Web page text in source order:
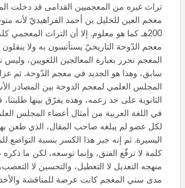
تراث غيره من المعجميين القدامى قد دخلت
معجم العين للخليل بن أحمد الفراهيديّ لأنه
200هـ كما هو معلوم. إلا أن التراث المعجمي
معجم الدّوحة التاريخيّ يستأنسون به ولا ينقلون
المعجم تحرر بعبارة المعالجين اللغويين،
سابق، وهذا هو الجديد في معجم الدّوحة. ثم
المجلس العلمي لمعجم الدوحة بين المصادر
الثانوية على حد زعمه، وهذه يفرّق بينها
في اللغة العربية من أمثال أعضاء المجلس
لكل عضو لم يبلغه صاحب المقال، الذي طعن
اليسيرة. ثم إنه جبر هذا الكسر بنسبة
كلمة لا ترقّع الفتق، وإنما توسعه، لكن ما
منهجه التعديل لا التعطيل، والتحسين لا
مدى سني المعجم كانت عرضة للمناقشة والأخذ